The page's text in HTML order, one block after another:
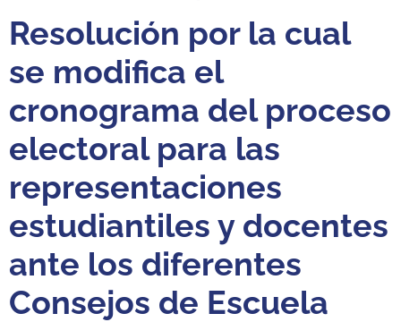
Resolución por la cual
se modifica el
cronograma del proceso
electoral para las
representaciones
estudiantiles y docentes
ante los diferentes
Consejos de Escuela